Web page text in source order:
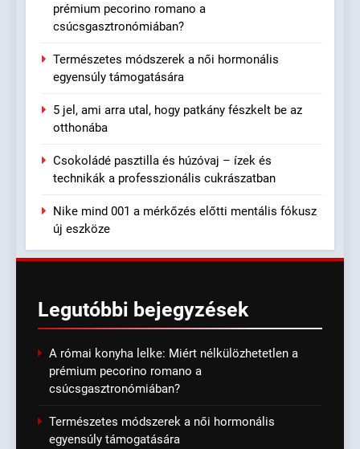
prémium pecorino romano a
csúcsgasztronómiában?
Természetes módszerek a női hormonális
egyensúly támogatására
5 jel, ami arra utal, hogy patkány fészkelt be az
otthonába
Csokoládé pasztilla és húzóvaj – ízek és
technikák a professzionális cukrászatban
Nike mind 001 a mérkőzés előtti mentális fókusz
új eszköze
Legutóbbi bejegyzések
A római konyha lelke: Miért nélkülözhetetlen a
prémium pecorino romano a
csúcsgasztronómiában?
Természetes módszerek a női hormonális
egyensúly támogatására